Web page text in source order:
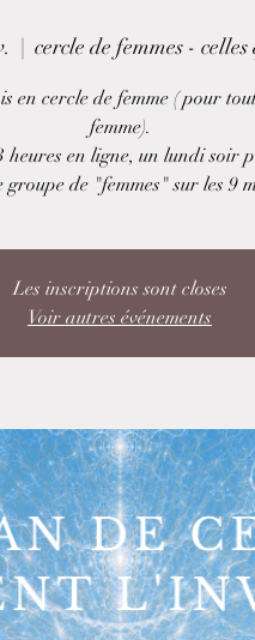
  |
cercle de femmes -
en cercle de femme ( pour
femme).
heures en ligne, un lundi soir
groupe de "femmes" sur les 9
Les inscriptions sont closes
Voir autres événements